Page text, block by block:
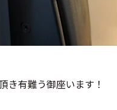
き有難う御座います！